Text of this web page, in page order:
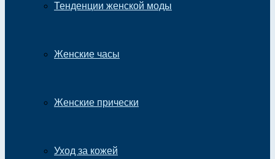
Тенденции женской моды
Женские часы
Женские прически
Уход за кожей